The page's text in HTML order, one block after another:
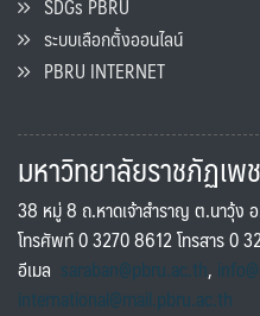
ระบบเลือกตั้งออนไลน์
PBRU INTERNET
มหาวิทยาลัยราชภัฏเพ
38 หมู่ 8 ถ.หาดเจ้าสำราญ ต.นาวุ้ง
โทรศัพท์ 0 3270 8612 โทรสาร 0
อีเมล saraban@pbru.ac.th,
international@mail.pbru.ac.th